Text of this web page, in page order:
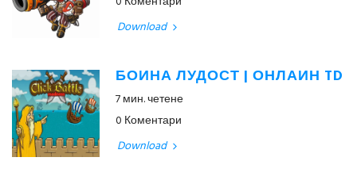
Download
БОЙНА ЛУДОСТ | ОНЛАЙН TD
7 мин. четене
0 Коментари
Download